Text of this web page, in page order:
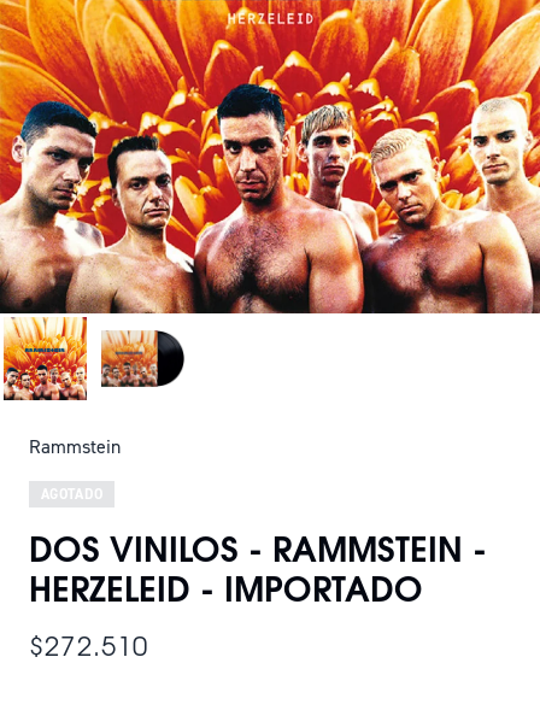
Rammstein
AGOTADO
DOS VINILOS - RAMMSTEIN -
HERZELEID - IMPORTADO
$272.510